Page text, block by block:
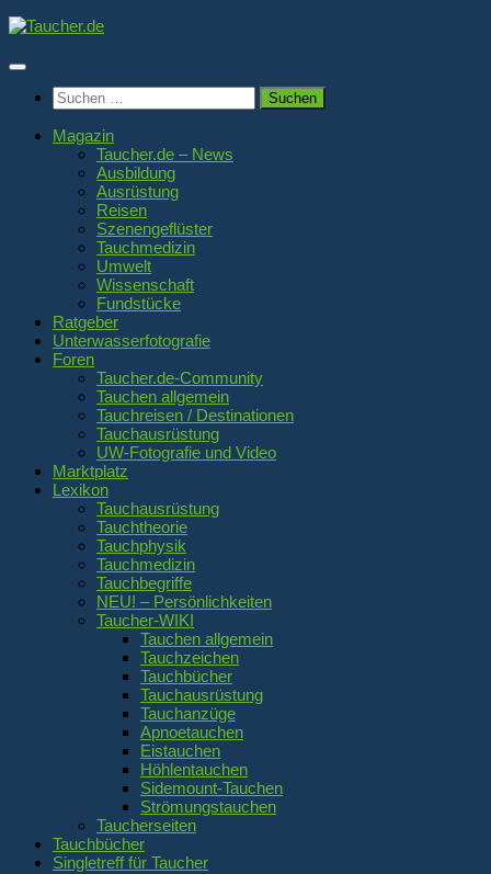
Zum
springen
Suchen
nach:
Magazin
Taucher.de – News
Ausbildung
Ausrüstung
Reisen
Szenengeflüster
Tauchmedizin
Umwelt
Wissenschaft
Fundstücke
Ratgeber
Unterwasserfotografie
Foren
Taucher.de-Community
Tauchen allgemein
Tauchreisen / Destinationen
Tauchausrüstung
UW-Fotografie und Video
Marktplatz
Lexikon
Tauchausrüstung
Tauchtheorie
Tauchphysik
Tauchmedizin
Tauchbegriffe
NEU! – Persönlichkeiten
Taucher-WIKI
Tauchen allgemein
Tauchzeichen
Tauchbücher
Tauchausrüstung
Tauchanzüge
Apnoetauchen
Eistauchen
Höhlentauchen
Sidemount-Tauchen
Strömungstauchen
Taucherseiten
Tauchbücher
Singletreff für Taucher